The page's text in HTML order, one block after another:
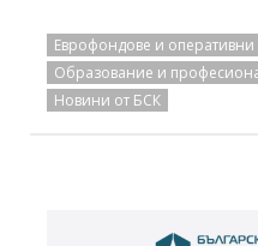
Еврофондове и
Образование и
Новини от БСК